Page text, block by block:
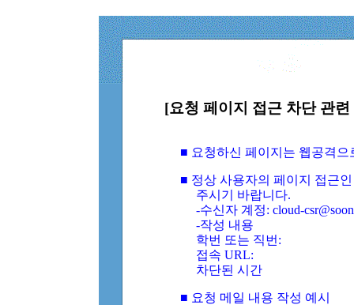
[요청 페이지 접근 차단 관
■ 요청하신 페이지는 웹공격
■ 정상 사용자의 페이지 접근
주시기 바랍니다.
-수신자 계정: cloud-
-작성 내용
학번 또는 직번:
접속 URL:
차단된 시간
■ 요청 메일 내용 작성 예시